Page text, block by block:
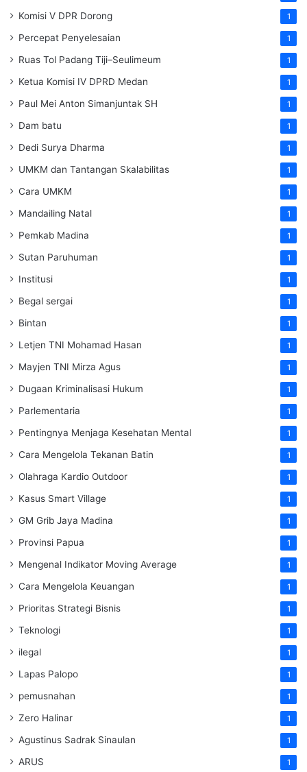
Komisi V DPR Dorong 1
Percepat Penyelesaian 1
Ruas Tol Padang Tiji–Seulimeum 1
Ketua Komisi IV DPRD Medan 1
Paul Mei Anton Simanjuntak SH 1
Dam batu 1
Dedi Surya Dharma 1
UMKM dan Tantangan Skalabilitas 1
Cara UMKM 1
Mandailing Natal 1
Pemkab Madina 1
Sutan Paruhuman 1
Institusi 1
Begal sergai 1
Bintan 1
Letjen TNI Mohamad Hasan 1
Mayjen TNI Mirza Agus 1
Dugaan Kriminalisasi Hukum 1
Parlementaria 1
Pentingnya Menjaga Kesehatan Mental 1
Cara Mengelola Tekanan Batin 1
Olahraga Kardio Outdoor 1
Kasus Smart Village 1
GM Grib Jaya Madina 1
Provinsi Papua 1
Mengenal Indikator Moving Average 1
Cara Mengelola Keuangan 1
Prioritas Strategi Bisnis 1
Teknologi 1
ilegal 1
Lapas Palopo 1
pemusnahan 1
Zero Halinar 1
Agustinus Sadrak Sinaulan 1
ARUS 1